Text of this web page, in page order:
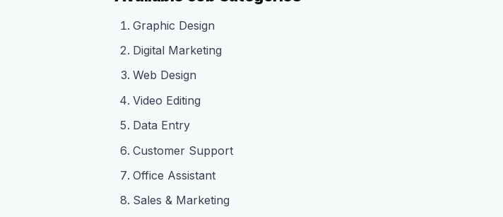
Graphic Design
Digital Marketing
Web Design
Video Editing
Data Entry
Customer Support
Office Assistant
Sales & Marketing